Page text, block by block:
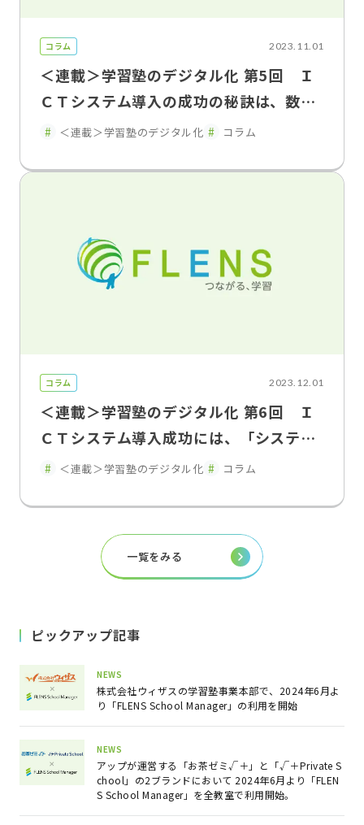
コラム 2023.11.01
＜連載＞学習塾のデジタル化 第5回 Ｉ
ＣＴシステム導入の成功の秘訣は、数値
に裏付けられた適切な目標設定
＜連載＞学習塾のデジタル化 コラム
コラム 2023.12.01
＜連載＞学習塾のデジタル化 第6回 Ｉ
ＣＴシステム導入成功には、「システム
思考」による課題整理が重要
＜連載＞学習塾のデジタル化 コラム
一覧をみる
ピックアップ記事
NEWS
株式会社ウィザスの学習塾事業本部で、2024年6月よ
り「FLENS School Manager」の利用を開始
NEWS
アップが運営する「お茶ゼミ√＋」と「√＋Private S
chool」の2ブランドにおいて 2024年6月より「FLEN
S School Manager」を全教室で利用開始。